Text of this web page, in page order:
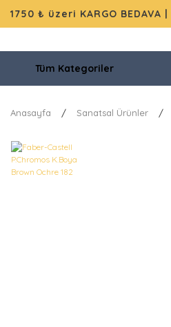
1750 ₺ üzeri KARGO BEDAVA |
Tüm Kategoriler
Anasayfa Sanatsal Ürünler